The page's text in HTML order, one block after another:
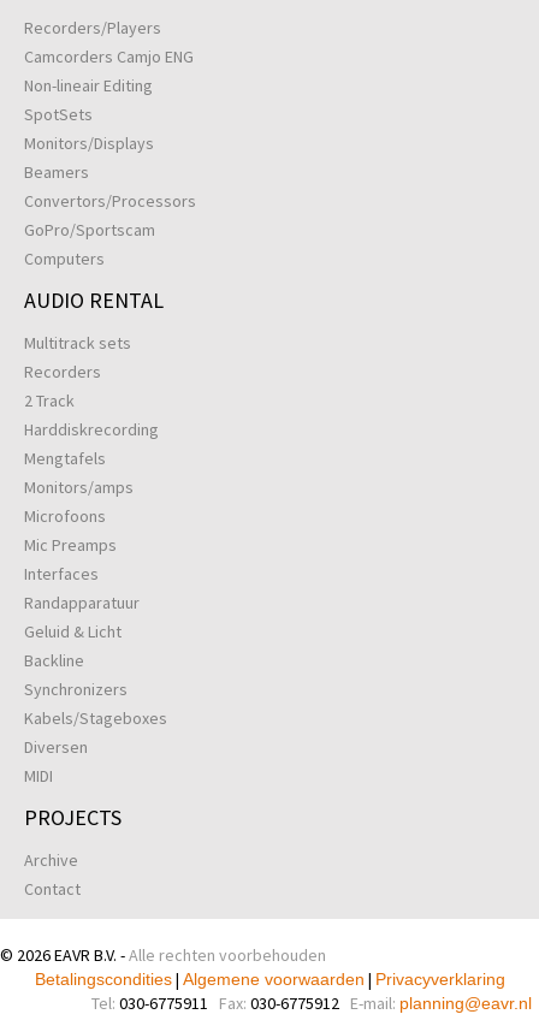
Recorders/Players
Camcorders Camjo ENG
Non-lineair Editing
SpotSets
Monitors/Displays
Beamers
Convertors/Processors
GoPro/Sportscam
Computers
AUDIO RENTAL
Multitrack sets
Recorders
2 Track
Harddiskrecording
Mengtafels
Monitors/amps
Microfoons
Mic Preamps
Interfaces
Randapparatuur
Geluid & Licht
Backline
Synchronizers
Kabels/Stageboxes
Diversen
MIDI
PROJECTS
Archive
Contact
© 2026 EAVR B.V. -Alle rechten voorbehouden
Betalingscondities| Algemene voorwaarden | Privacyverklaring
Tel: 030-6775911 Fax: 030-6775912 E-mail: planning@eavr.nl